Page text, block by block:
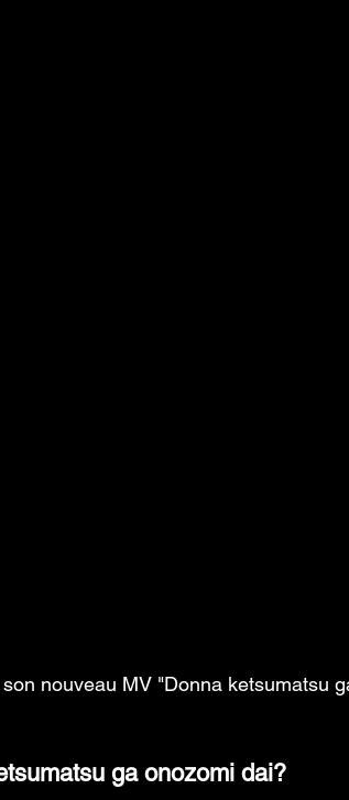
nouveau MV "Donna ketsumatsu
ga onozomi dai?